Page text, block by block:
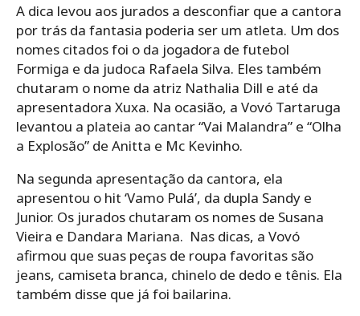
A dica levou aos jurados a desconfiar que a cantora
por trás da fantasia poderia ser um atleta. Um dos
nomes citados foi o da jogadora de futebol
Formiga e da judoca Rafaela Silva. Eles também
chutaram o nome da atriz Nathalia Dill e até da
apresentadora Xuxa. Na ocasião, a Vovó Tartaruga
levantou a plateia ao cantar “Vai Malandra” e “Olha
a Explosão” de Anitta e Mc Kevinho.
Na segunda apresentação da cantora, ela
apresentou o hit ‘Vamo Pulá’, da dupla Sandy e
Junior. Os jurados chutaram os nomes de Susana
Vieira e Dandara Mariana. Nas dicas, a Vovó
afirmou que suas peças de roupa favoritas são
jeans, camiseta branca, chinelo de dedo e tênis. Ela
também disse que já foi bailarina.